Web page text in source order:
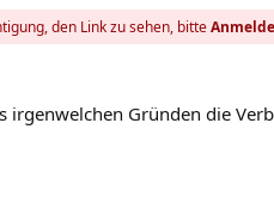
den Link zu sehen, bitte
irgenwelchen Gründen die